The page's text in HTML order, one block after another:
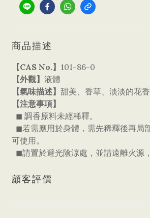
商品描述
【CAS No.】 101-86-0
【外觀】 液
【氣味描述】 甜美、香草、淡淡的花香
【注意事項】
◼ 調香原料未經稀釋。
◼若需應用於身體，需先稀釋後再局
可使用。
◼請置於避光陰涼處，並請遠離火源
顧客評價